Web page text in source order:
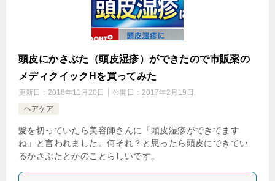
頭皮にかさぶた（頭皮湿疹）ができたので市販薬の
メディクイックHを買ってみた
更新日： 2018年11月20日 公開日： 2017年2月19日
ヘアケア
髪を切っていたら美容師さんに「頭皮湿疹ができてます
ね」と言われました。何それ？と思ったら頭皮にできてい
るかさぶたとかのことらしいです。